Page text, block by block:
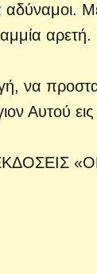
αδύναμοι.
αρετή.
Αυτού